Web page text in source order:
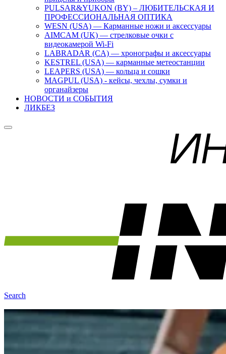
PULSAR&YUKON (BY) – ЛЮБИТЕЛЬСКАЯ И
ПРОФЕССИОНАЛЬНАЯ ОПТИКА
WESN (USA) — Карманные ножи и аксессуары
AIMCAM (UK) — стрелковые очки с
видеокамерой Wi-Fi
LABRADAR (CA) — хронографы и аксессуары
KESTREL (USA) — карманные метеостанции
LEAPERS (USA) — кольца и сошки
MAGPUL (USA) - кейсы, чехлы, сумки и
органайзеры
НОВОСТИ и СОБЫТИЯ
ЛИКБЕЗ
Search